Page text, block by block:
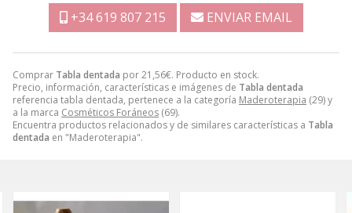
Comprar Tabla dentada por21,56€. Producto en stock.
Precio, información, características e imágenes de Tabla dentada
referencia tabla dentada, pertenece a la categoría Maderoterapia (29) y
a la marca Cosméticos Foráneos (69).
Encuentra productos relacionados y de similares características a Tabla
dentada en "Maderoterapia".
+34 619 807 215 ENVIAR EMAIL